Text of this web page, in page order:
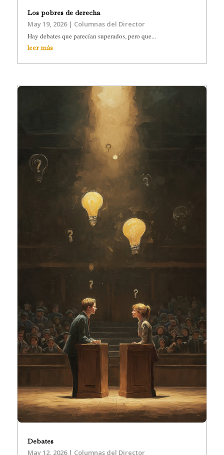
Los pobres de derecha
May 19, 2026| Columnas del Director
Hay debates que parecían superados, pero que...
leer más
Debates
May 12, 2026| Columnas del Director